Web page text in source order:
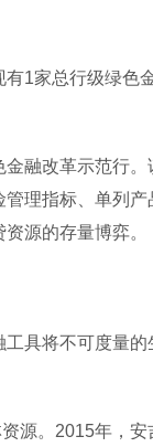
家总行级绿色金
改革示范行。
理指标、单列
源的存量博弈。
将不可度量的
源。2015年，安